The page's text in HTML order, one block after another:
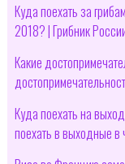
Куда поехать за
2018? | Грибник
Какие
Куда поехать на
поехать в выходные в